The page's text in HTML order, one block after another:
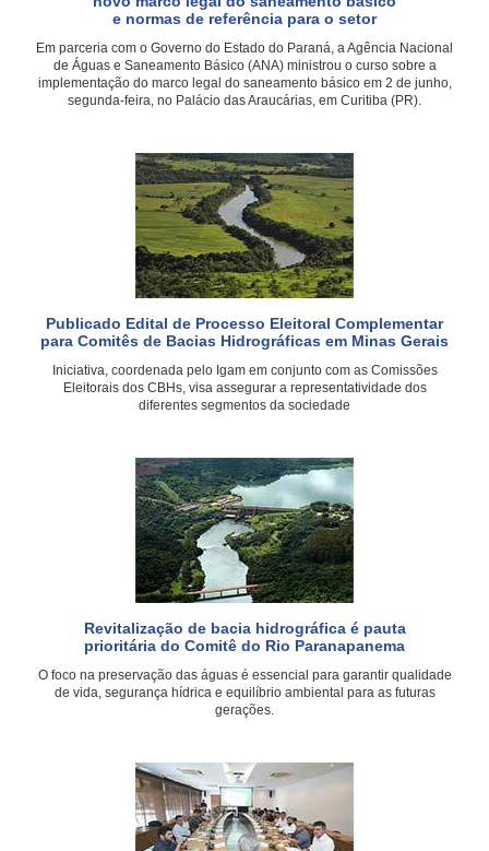
e normas de referência para o setor
Em parceria com o Governo do Estado do Paraná, a Agência Nacional
de Águas e Saneamento Básico (ANA) ministrou o curso sobre a
implementação do marco legal do saneamento básico em 2 de junho,
segunda-feira, no Palácio das Araucárias, em Curitiba (PR).
Publicado Edital de Processo Eleitoral Complementar
para Comitês de Bacias Hidrográficas em Minas Gerais
Iniciativa, coordenada pelo Igam em conjunto com as Comissões
Eleitorais dos CBHs, visa assegurar a representatividade dos
diferentes segmentos da sociedade
Revitalização de bacia hidrográfica é pauta
prioritária do Comitê do Rio Paranapanema
O foco na preservação das águas é essencial para garantir qualidade
de vida, segurança hídrica e equilíbrio ambiental para as futuras
gerações.